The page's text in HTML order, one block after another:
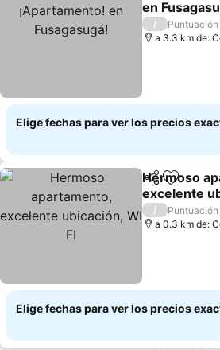
en
Ver precios
/
a 3.3 km de:
Elige fechas para ver los precios
Compartir
Hermoso
excelente
Ver precios
/
a 0.3 km de:
Elige fechas para ver los precios